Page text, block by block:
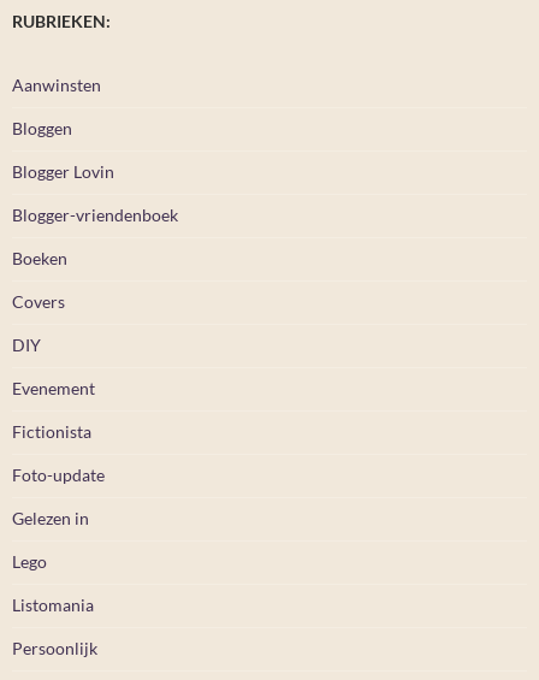
RUBRIEKEN:
Aanwinsten
Bloggen
Blogger Lovin
Blogger-vriendenboek
Boeken
Covers
DIY
Evenement
Fictionista
Foto-update
Gelezen in
Lego
Listomania
Persoonlijk